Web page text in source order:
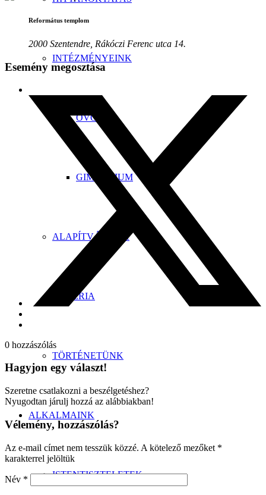
INTÉZMÉNYEINK
ÓVODA
GIMNÁZIUM
ALAPÍTVÁNYOK
GALÉRIA
TÖRTÉNETÜNK
ALKALMAINK
ISTENTISZTELETEK
Református templom
2000 Szentendre, Rákóczi Ferenc utca 14.
Esemény megosztása
0 hozzászólás
Hagyjon egy választ!
Szeretne csatlakozni a beszélgetéshez?
Nyugodtan járulj hozzá az alábbiakban!
Vélemény, hozzászólás?
Az e-mail címet nem tesszük közzé. A kötelező mezőket *
karakterrel jelöltük
Név *